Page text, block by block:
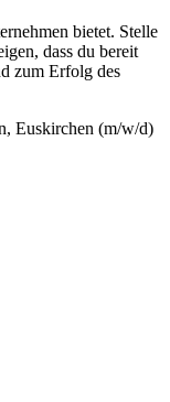
bietet. Stelle
dass du bereit
zum Erfolg des
Euskirchen (m/w/d)